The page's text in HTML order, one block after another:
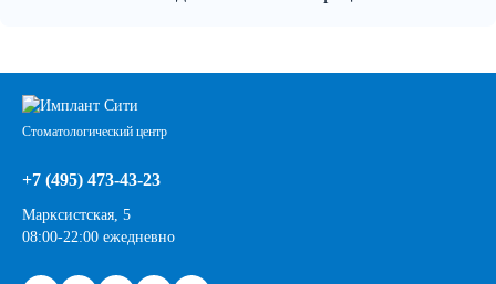
Стоматологический центр
+7 (495) 473-43-23
Марксистская, 5
08:00-22:00 ежедневно